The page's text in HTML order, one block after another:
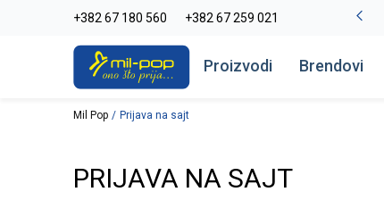
+382 67 180 560 +382 67 259 021
La Plage peškiri do -30% Pogledaj više
Proizvodi Brendovi
Mil Pop Prijava na sajt
PRIJAVA NA SAJT